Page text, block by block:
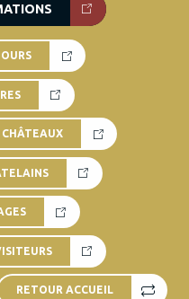
CHÂTEAUX
RETOUR ACCUEIL